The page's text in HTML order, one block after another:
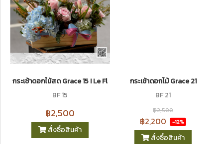
กระเช้าดอกไม้สด Grace 15 I Le Floriste
BF 15
฿2,500
สั่งซื้อสินค้า
กระเช้าดอกไม้ Grace 21
BF 21
฿2,500
฿2,200 -12%
สั่งซื้อสินค้า